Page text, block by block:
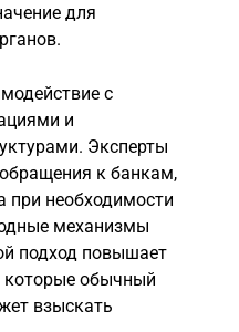
для
с
и
Эксперты
к банкам,
при необходимости
механизмы
подход повышает
которые обычный
взыскать